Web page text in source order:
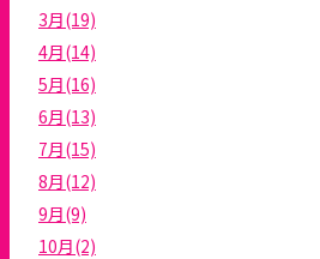
3月(19)
4月(14)
5月(16)
6月(13)
7月(15)
8月(12)
9月(9)
10月(2)